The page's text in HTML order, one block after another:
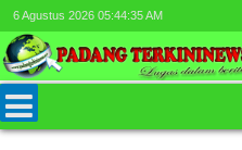
6 Agustus 2026 05:44:38 AM